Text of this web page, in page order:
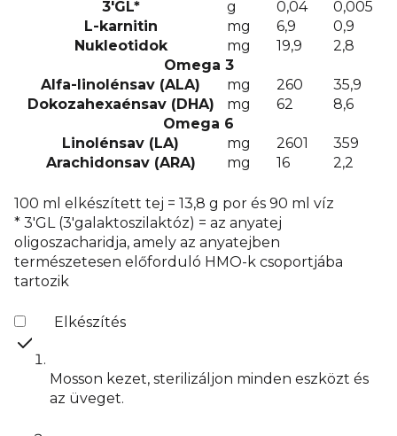
3'GL*
g 0,04
0,005
L-karnitin
mg 6,9
0,9
Nukleotidok
mg 19,9
2,8
Omega 3
Alfa-linolénsav (ALA)
mg 260
35,9
Dokozahexaénsav (DHA)
mg 62
8,6
Omega 6
Linolénsav (LA)
mg 2601
359
Arachidonsav (ARA)
mg 16 2,2
100 ml elkészített tej = 13,8 g por és 90 ml víz
* 3'GL (3'galaktoszilaktóz) = az anyatej
oligoszacharidja, amely az anyatejben
természetesen előforduló HMO-k csoportjába
tartozik
Elkészítés
Mosson kezet, sterilizáljon minden eszközt és
az üveget.